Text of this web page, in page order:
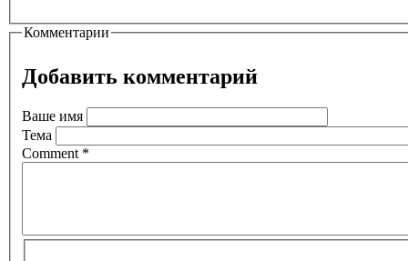
Комментарии
Добавить комментарий
Ваше имя
Тема
Comment *